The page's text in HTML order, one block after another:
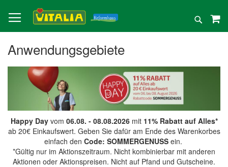
zum
Inhalt
Suche
Anwendungsgebiete
Happy Dayvom 06.08. - 08.08.2026mit 11% Rabatt auf Alles*
ab 20€ Einkaufswert. Geben Sie dafür am Ende des Warenkorbes
einfach den Code: SOMMERGENUSSein.
*Gültig nur im Aktionszeitraum. Nicht kombinierbar mit anderen
Aktionen oder Aktionspreisen. Nicht auf Pfand und Gutscheine.